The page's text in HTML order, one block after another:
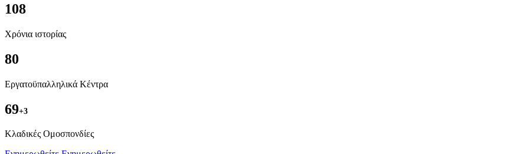
108
Χρόνια ιστορίας
80
Εργατοϋπαλληλικά Κέντρα
69+3
Kλαδικές Ομοσπονδίες